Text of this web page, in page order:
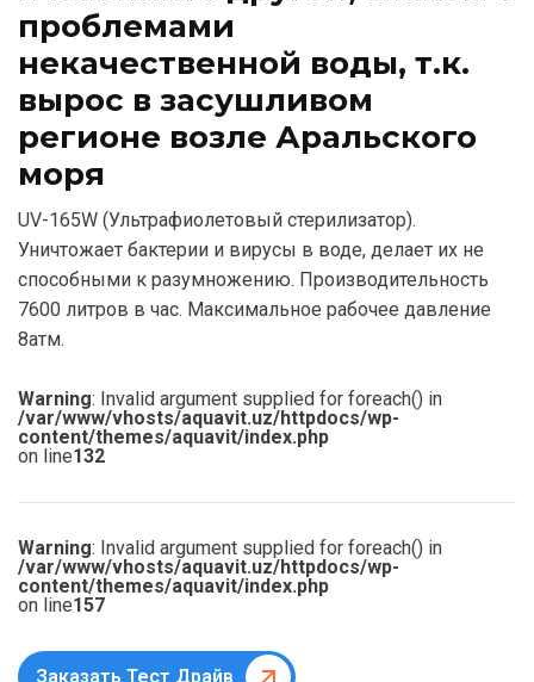
проблемами
некачественной воды, т.к.
вырос в засушливом
регионе возле Аральского
моря
UV-165W (Ультрафиолетовый стерилизатор).
Уничтожает бактерии и вирусы в воде, делает их не
способными к разумножению. Производительность
7600 литров в час. Максимальное рабочее давление
8атм.
Warning: Invalid argument supplied for foreach() in
/var/www/vhosts/aquavit.uz/httpdocs/wp-
content/themes/aquavit/index.php
on line132
Warning: Invalid argument supplied for foreach() in
/var/www/vhosts/aquavit.uz/httpdocs/wp-
content/themes/aquavit/index.php
on line157
Заказать Тест Драйв